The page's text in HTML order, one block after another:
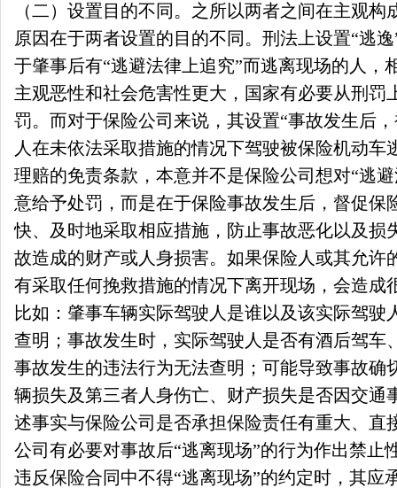
（二）设置目的不同。之所以两者之间在主观
原因在于两者设置的目的不同。刑法上设置“逃
于肇事后有“逃避法律上追究”而逃离现场的人，
主观恶性和社会危害性更大，国家有必要从刑罚
罚。而对于保险公司来说，其设置“事故发生后
人在未依法采取措施的情况下驾驶被保险机动车
理赔的免责条款，本意并不是保险公司想对“逃
意给予处罚，而是在于保险事故发生后，督促保
快、及时地采取相应措施，防止事故恶化以及损
故造成的财产或人身损害。如果保险人或其允许
有采取任何挽救措施的情况下离开现场，会造成
比如：肇事车辆实际驾驶人是谁以及该实际驾驶
查明；事故发生时，实际驾驶人是否有酒后驾车
事故发生的违法行为无法查明；可能导致事故确
辆损失及第三者人身伤亡、财产损失是否因交通
述事实与保险公司是否承担保险责任有重大、直
公司有必要对事故后“逃离现场”的行为作出禁止
违反保险合同中不得“逃离现场”的约定时，其应